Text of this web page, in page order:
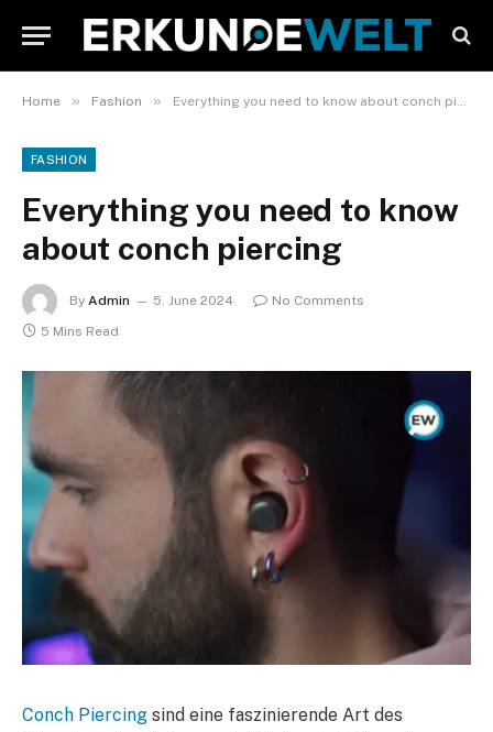
Home » Fashion » Everything you need to know about conch piercing
FASHION
Everything you need to know
about conch piercing
By Admin 5. June 2024
No Comments
5 Mins Read
Conch Piercing sind eine faszinierende Art des